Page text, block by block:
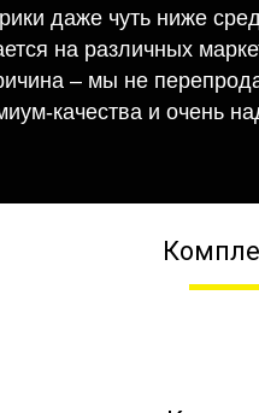
даже чуть ниже
на различных
– мы не
качества и очень